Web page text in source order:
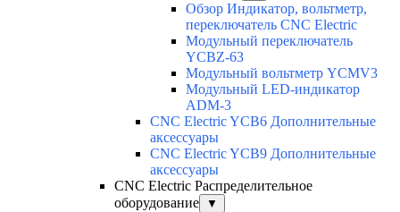
Обзор Индикатор, вольтметр,
переключатель CNC Electric
Модульный переключатель
YCBZ-63
Модульный вольтметр YCMV3
Модульный LED-индикатор
ADM-3
CNC Electric YCB6 Дополнительные
аксессуары
CNC Electric YCB9 Дополнительные
аксессуары
CNC Electric Распределительное
оборудование
▼